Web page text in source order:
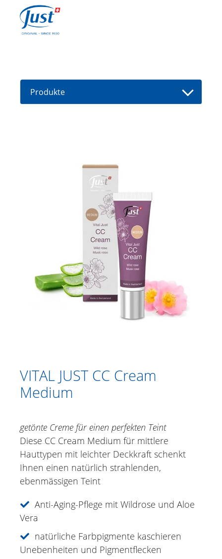
Beraterin werden
Ratgeber
Produkte
Körperpflege
Kräutercremen
Vital Just Make-up Remover Edelweiss
Alpine rose
Vital Just CleansingGel Edelweiss
Vital Just Mask Edelweiss Alpine rose
Vital Just Day Cream Edelweiss Alpine
rose
Vital Just Night Cream Edelweiss Alpine
rose
Vital Just 24H Cream Edelweiss Alpine
rose
Vital Just Hydro Gel Edelweiss Alpine
rose
VITAL JUST CC Cream
Medium
getönte Creme für einen perfekten Teint
Diese CC Cream Medium für mittlere
Hauttypen mit leichter Deckkraft schenkt
Ihnen einen natürlich strahlenden,
ebenmässigen Teint
Anti-Aging-Pflege mit Wildrose und Aloe
Vera
natürliche Farbpigmente kaschieren
Unebenheiten und Pigmentflecken